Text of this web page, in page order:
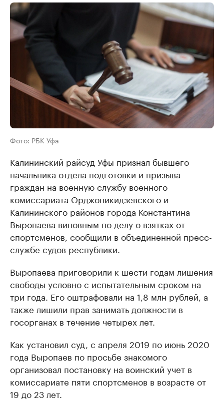
Фото: РБК Уфа
Калининский райсуд Уфы признал бывшего
начальника отдела подготовки и призыва
граждан на военную службу военного
комиссариата Орджоникидзевского и
Калининского районов города Константина
Выропаева виновным по делу о взятках от
спортсменов, сообщили в объединенной пресс-
службе судов республики.
Выропаева приговорили к шести годам лишения
свободы условно с испытательным сроком на
три года. Его оштрафовали на 1,8 млн рублей, а
также лишили прав занимать должности в
госорганах в течение четырех лет.
Как установил суд, с апреля 2019 по июнь 2020
года Выропаев по просьбе знакомого
организовал постановку на воинский учет в
комиссариате пяти спортсменов в возрасте от
19 до 23 лет.